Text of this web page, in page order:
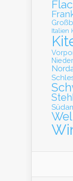
Italien